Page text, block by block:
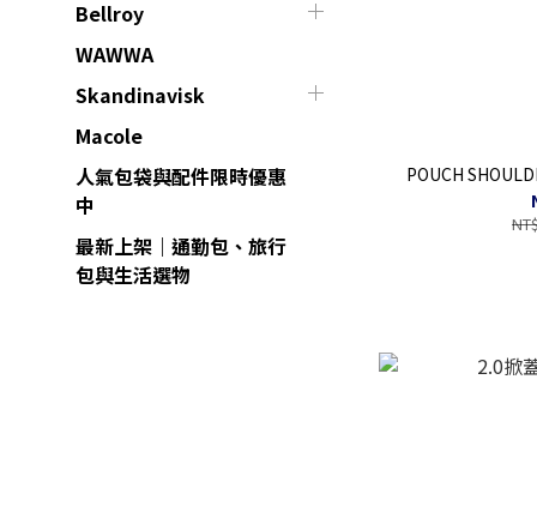
Bellroy
WAWWA
Skandinavisk
Macole
人氣包袋與配件限時優惠
中
最新上架｜通勤包、旅行
包與生活選物
POUCH